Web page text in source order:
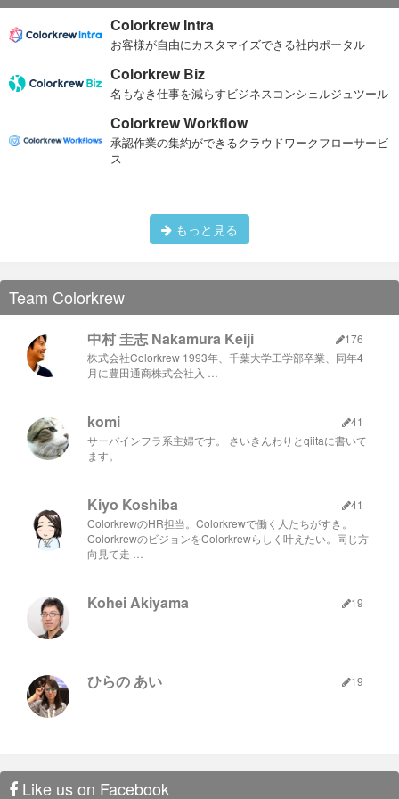
Colorkrew Intra
お客様が自由にカスタマイズできる社内ポータル
Colorkrew Biz
名もなき仕事を減らすビジネスコンシェルジュツール
Colorkrew Workflow
承認作業の集約ができるクラウドワークフローサービ
ス
もっと見る
Team Colorkrew
中村 圭志 Nakamura Keiji
176
株式会社Colorkrew 1993年、千葉大学工学部卒業、同年4
月に豊田通商株式会社入 …
komi
41
サーバインフラ系主婦です。 さいきんわりとqiitaに書いて
ます。
Kiyo Koshiba
41
ColorkrewのHR担当。Colorkrewで働く人たちがすき。
ColorkrewのビジョンをColorkrewらしく叶えたい。同じ方
向見て走 …
Kohei Akiyama 19
ひらの あい 19
Like us on Facebook